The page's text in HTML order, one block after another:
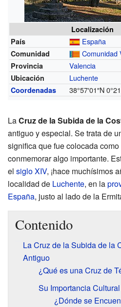
Localización
País
España
Comunidad Comunidad
Provincia Valencia
Ubicación Luchente
Coordenadas 38°57′01″N
LaCruz de la Subida de la
antiguo y especial. Se trata de
significa que fue colocada
conmemorar algo importante.
el siglo XIV, ¡hace muchísimos
localidad de Luchente, en la
España, justo al lado de la
Contenido
La Cruz de la Subida de la
Antiguo
¿Qué es una Cruz de
Su Importancia
¿Dónde se